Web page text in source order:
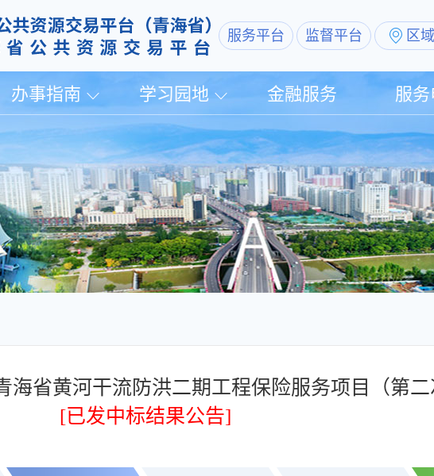
服务平台 监督平台 区
办事指南 学习园地 金融服务 服
海省黄河干流防洪二期工程保险服务项目（第
[已发中标结果公告]